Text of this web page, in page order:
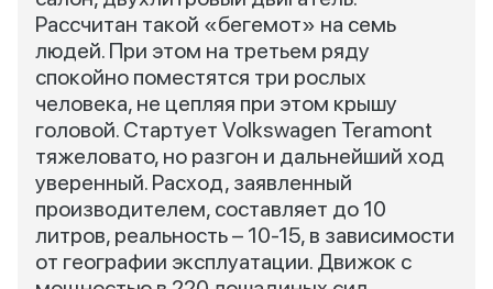
Рассчитан такой «бегемот» на семь
людей. При этом на третьем ряду
спокойно поместятся три рослых
человека, не цепляя при этом крышу
головой. Стартует Volkswagen Teramont
тяжеловато, но разгон и дальнейший ход
уверенный. Расход, заявленный
производителем, составляет до 10
литров, реальность – 10-15, в зависимости
от географии эксплуатации. Движок с